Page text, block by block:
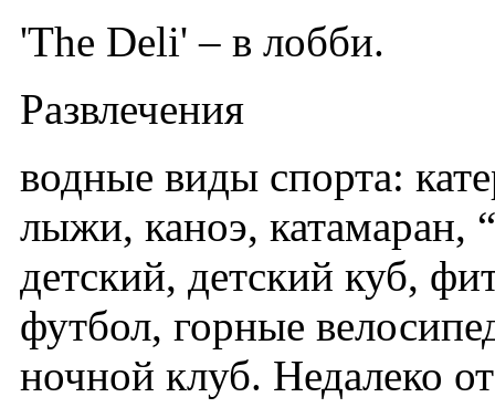
'The Deli' – в лобби.
Развлечения
водные виды спорта:
лыжи, каноэ, катамаран,
детский, детский куб,
футбол, горные
ночной клуб. Недалеко